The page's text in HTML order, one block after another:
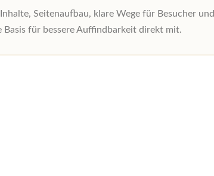
Inhalte, Seitenaufbau, klare Wege für Besucher und
Basis für bessere Auffindbarkeit direkt mit.